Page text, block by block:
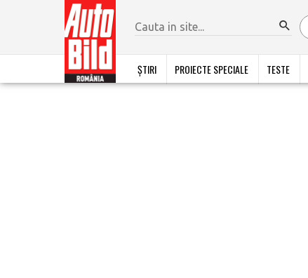
ȘTIRI PROIECTE SPECIALE TESTE